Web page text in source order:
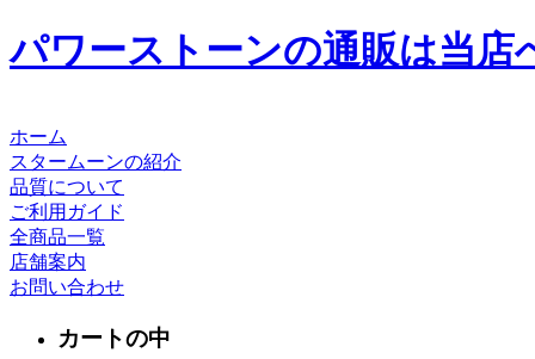
パワーストーンの通販は当店
ホーム
スタームーンの紹介
品質について
ご利用ガイド
全商品一覧
店舗案内
お問い合わせ
カートの中